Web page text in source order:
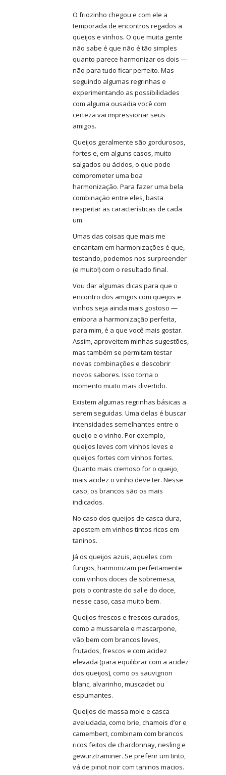
O friozinho chegou e com ele a
temporada de encontros regados a
queijos e vinhos. O que muita gente
não sabe é que não é tão simples
quanto parece harmonizar os dois —
não para tudo ficar perfeito. Mas
seguindo algumas regrinhas e
experimentando as possibilidades
com alguma ousadia você com
certeza vai impressionar seus
amigos.
Queijos geralmente são gordurosos,
fortes e, em alguns casos, muito
salgados ou ácidos, o que pode
comprometer uma boa
harmonização. Para fazer uma bela
combinação entre eles, basta
respeitar as características de cada
um.
Umas das coisas que mais me
encantam em harmonizações é que,
testando, podemos nos surpreender
(e muito!) com o resultado final.
Vou dar algumas dicas para que o
encontro dos amigos com queijos e
vinhos seja ainda mais gostoso —
embora a harmonização perfeita,
para mim, é a que você mais gostar.
Assim, aproveitem minhas sugestões,
mas também se permitam testar
novas combinações e descobrir
novos sabores. Isso torna o
momento muito mais divertido.
Existem algumas regrinhas básicas a
serem seguidas. Uma delas é buscar
intensidades semelhantes entre o
queijo e o vinho. Por exemplo,
queijos leves com vinhos leves e
queijos fortes com vinhos fortes.
Quanto mais cremoso for o queijo,
mais acidez o vinho deve ter. Nesse
caso, os brancos são os mais
indicados.
No caso dos queijos de casca dura,
apostem em vinhos tintos ricos em
taninos.
Já os queijos azuis, aqueles com
fungos, harmonizam perfeitamente
com vinhos doces de sobremesa,
pois o contraste do sal e do doce,
nesse caso, casa muito bem.
Queijos frescos e frescos curados,
como a mussarela e mascarpone,
vão bem com brancos leves,
frutados, frescos e com acidez
elevada (para equilibrar com a acidez
dos queijos), como os sauvignon
blanc, alvarinho, muscadet ou
espumantes.
Queijos de massa mole e casca
aveludada, como brie, chamois d’or e
camembert, combinam com brancos
ricos feitos de chardonnay, riesling e
gewürztraminer. Se preferir um tinto,
vá de pinot noir com taninos macios.